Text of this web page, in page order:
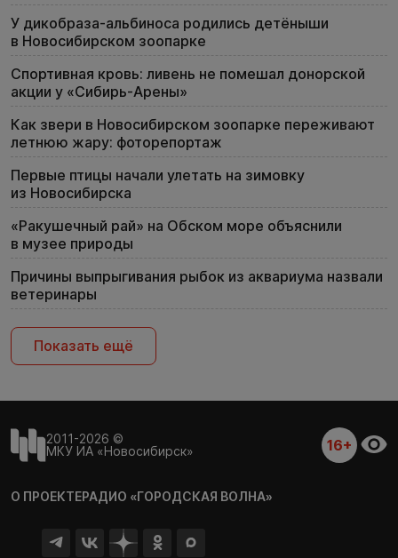
У дикобраза-альбиноса родились детёныши
в Новосибирском зоопарке
Спортивная кровь: ливень не помешал донорской
акции у «Сибирь-Арены»
Как звери в Новосибирском зоопарке переживают
летнюю жару: фоторепортаж
Первые птицы начали улетать на зимовку
из Новосибирска
«Ракушечный рай» на Обском море объяснили
в музее природы
Причины выпрыгивания рыбок из аквариума назвали
ветеринары
Показать ещё
2011-2026 ©
МКУ ИА «Новосибирск»
16+
О ПРОЕКТЕРАДИО «ГОРОДСКАЯ ВОЛНА»